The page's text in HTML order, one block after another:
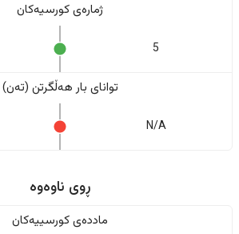
ژمارەی کورسیەکان
5
تواناى بار هەڵگرتن (تەن)
N/A
ڕوی ناوەوە
ماددەی کورسییەکان